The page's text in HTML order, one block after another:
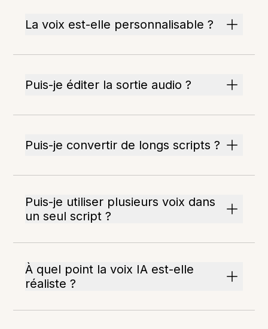
La voix est-elle personnalisable ?
Puis-je éditer la sortie audio ?
Puis-je convertir de longs scripts ?
Puis-je utiliser plusieurs voix dans
un seul script ?
À quel point la voix IA est-elle
réaliste ?